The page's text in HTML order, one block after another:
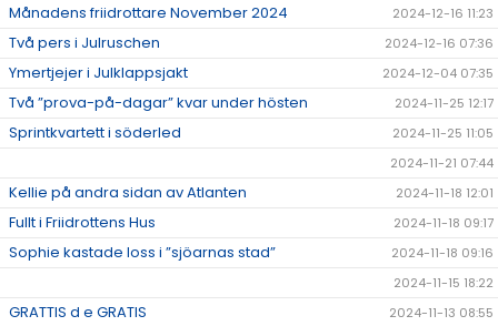
Månadens friidrottare November 2024 2024-12-16 11:23
Två pers i Julruschen 2024-12-16 07:36
Ymertjejer i Julklappsjakt 2024-12-04 07:35
Två ”prova-på-dagar” kvar under hösten 2024-11-25 12:17
Sprintkvartett i söderled
2024-11-25 11:05
2024-11-21 07:44
Kellie på andra sidan av Atlanten 2024-11-18 12:01
Fullt i Friidrottens Hus 2024-11-18 09:17
Sophie kastade loss i ”sjöarnas stad”
2024-11-18 09:16
2024-11-15 18:22
GRATTIS d e GRATIS 2024-11-13 08:55